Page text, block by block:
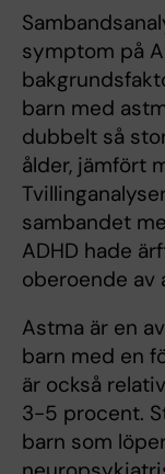
symptom på
barn med
dubbelt så
ålder, jämfört
sambandet
ADHD hade
oberoende av
Astma är en
barn med en
är också
3-5 procent.
barn som